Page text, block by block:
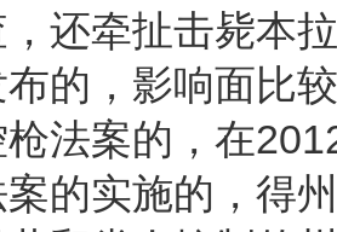
还牵扯击毙本
的，影响面比
法案的，在
的实施的，得